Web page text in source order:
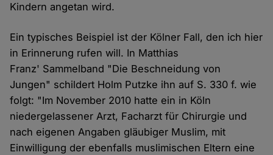
Kindern angetan wird.
Ein typisches Beispiel ist der Kölner Fall, den ich hier
in Erinnerung rufen will. In Matthias
Franz' Sammelband "Die Beschneidung von
Jungen" schildert Holm Putzke ihn auf S. 330 f. wie
folgt: "Im November 2010 hatte ein in Köln
niedergelassener Arzt, Facharzt für Chirurgie und
nach eigenen Angaben gläubiger Muslim, mit
Einwilligung der ebenfalls muslimischen Eltern eine